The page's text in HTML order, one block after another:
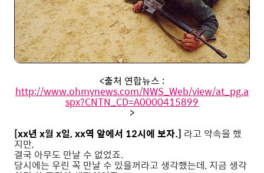
<출처 연합뉴스 :
http://www.ohmynews.com/NWS_Web/view/at_pg.a
spx?CNTN_CD=A0000415899
>
[xx년 x월 x일, xx역 앞에서 12시에 보자.] 라고 약속을 했
지만,
결국 아무도 만날 수 없었죠.
당시에는 우린 꼭 만날 수 있을꺼라고 생각했는데, 지금 생각